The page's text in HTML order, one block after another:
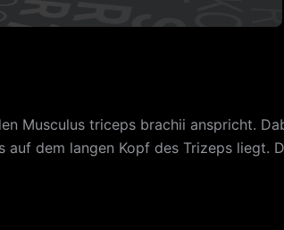
Musculus triceps brachii anspricht.
dem langen Kopf des Trizeps liegt.